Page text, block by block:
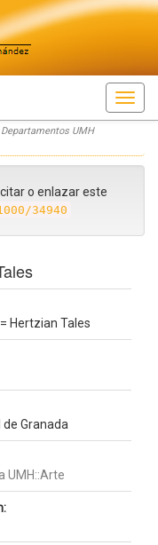
Departamentos UMH
o enlazar este
34940
Hertzian Tales
Granada
UMH::Arte